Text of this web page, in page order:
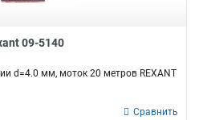
09-5140
d=4.0 мм, моток 20 метров REXANT
Сравнить